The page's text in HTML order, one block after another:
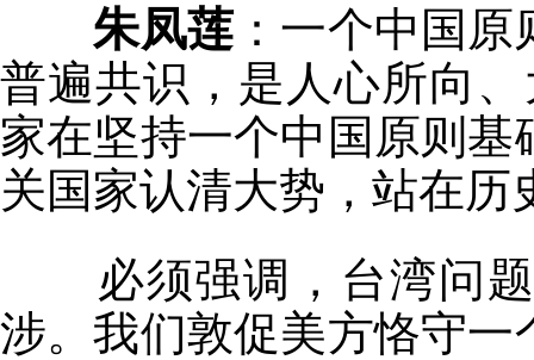
朱凤莲：一个中国原
普遍共识，是人心所向
家在坚持一个中国原则
关国家认清大势，站在历
必须强调，台湾问题
涉。我们敦促美方恪守